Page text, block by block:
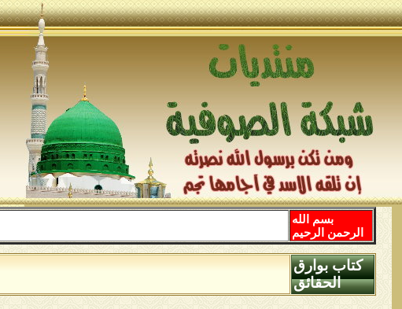
بسم الله
الرحمن الرحيم
كتاب بوارق
الحقائق